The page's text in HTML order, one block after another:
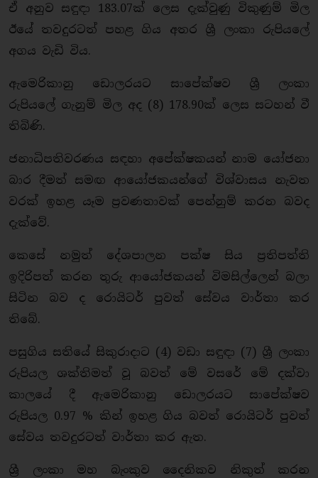
ඒ අනුව සඳුඳා 183.07ක් ලෙස දැක්වුණු විකුණුම් මිල
ඊයේ තවදුරටත් පහළ ගිය අතර ශ්‍රී ලංකා රුපියලේ
අගය වැඩි විය.
ඇමෙරිකානු ඩොලරයට සාපේක්ෂව ශ්‍රී ලංකා
රුපියලේ ගැනුම් මිල අද (8) 178.90ක් ලෙස සටහන් වී
තිබිණි.
ජනාධිපතිවරණය සඳහා අපේක්ෂකයන් නාම යෝජනා
බාර දීමත් සමඟ ආයෝජකයන්ගේ විශ්වාසය නැවත
වරක් ඉහළ යෑම ප්‍රවණතාවක් පෙන්නුම් කරන බවද
දැක්වේ.
කෙසේ නමුත් දේශපාලන පක්ෂ සිය ප්‍රතිපත්ති
ඉදිරිපත් කරන තුරු ආයෝජකයන් විමසිල්ලෙන් බලා
සිටින බව ද රොයිටර් පුවත් සේවය වාර්තා කර
තිබේ.
පසුගිය සතියේ සිකුරාදාට (4) වඩා සඳුඳා (7) ශ්‍රී ලංකා
රුපියල ශක්තිමත් වූ බවත් මේ වසරේ මේ දක්වා
කාලයේ දී ඇමෙරිකානු ඩොලරයට සාපේක්ෂව
රුපියල 0.97 % කින් ඉහළ ගිය බවත් රොයිටර් පුවත්
සේවය තවදුරටත් වාර්තා කර ඇත.
ශ්‍රී ලංකා මහ බැංකුව දෛනිකව නිකුත් කරන